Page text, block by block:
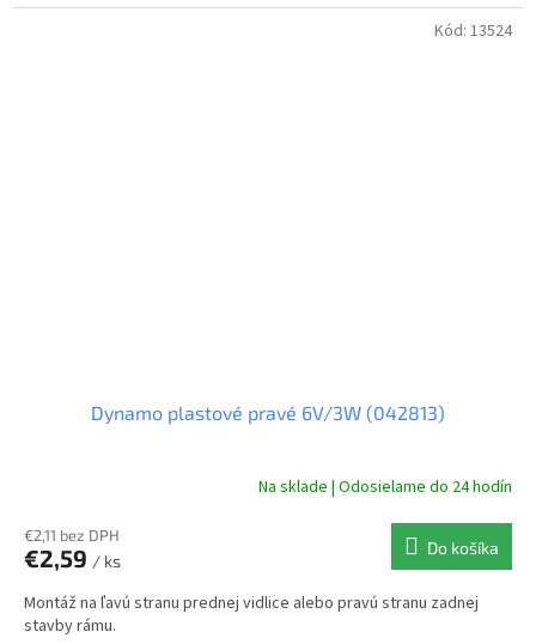
Dynamo plastové pravé 6V/3W (042813)
Na sklade | Odosielame do 24 hodín
€2,11 bez DPH
€2,59 / ks
Do košíka
Montáž na ľavú stranu prednej vidlice alebo pravú stranu zadnej
stavby rámu.
Kód: 13524